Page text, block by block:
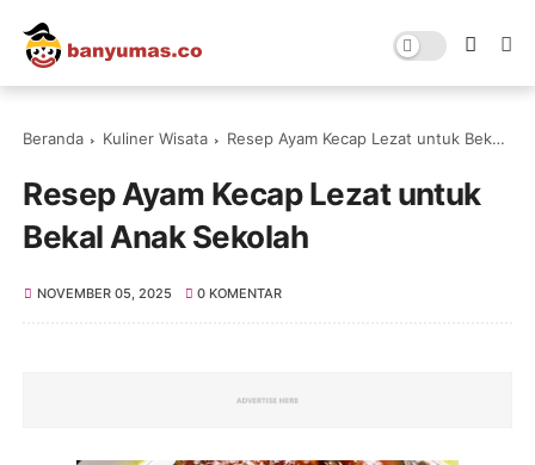
Beranda Kuliner Wisata Resep Ayam Kecap Lezat untuk Bekal Anak Sekolah
Resep Ayam Kecap Lezat untuk
Bekal Anak Sekolah
NOVEMBER 05, 2025 0 KOMENTAR